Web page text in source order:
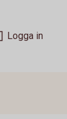
Logga in